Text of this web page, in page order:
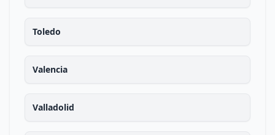
Toledo
Valencia
Valladolid